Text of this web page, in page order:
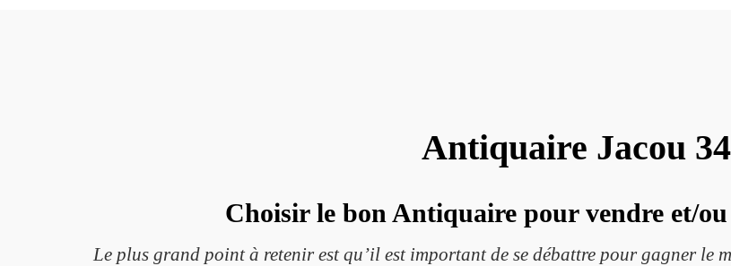
Antiquaire Jacou
Choisir le bon Antiquaire pour vendre et/ou
Le plus grand point à retenir est qu’il est important de se débattre pour gagner le